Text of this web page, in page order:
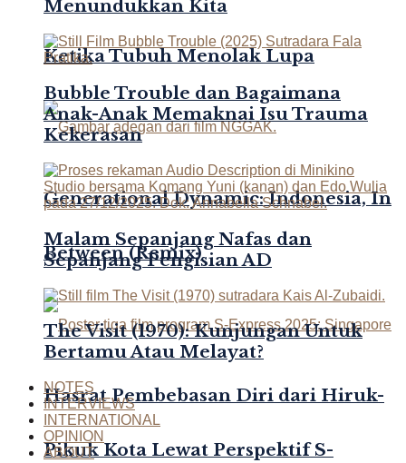
Ketika Tubuh Menolak Lupa
Generational Dynamic: Indonesia, In
Between (Remix)
Hasrat Pembebasan Diri dari Hiruk-
Pikuk Kota Lewat Perspektif S-
Menundukkan Kita
Bubble Trouble dan Bagaimana
Anak-Anak Memaknai Isu Trauma
Kekerasan
Malam Sepanjang Nafas dan
Sepanjang Pengisian AD
The Visit (1970): Kunjungan Untuk
Bertamu Atau Melayat?
NOTES
INTERVIEWS
INTERNATIONAL
OPINION
ABOUT